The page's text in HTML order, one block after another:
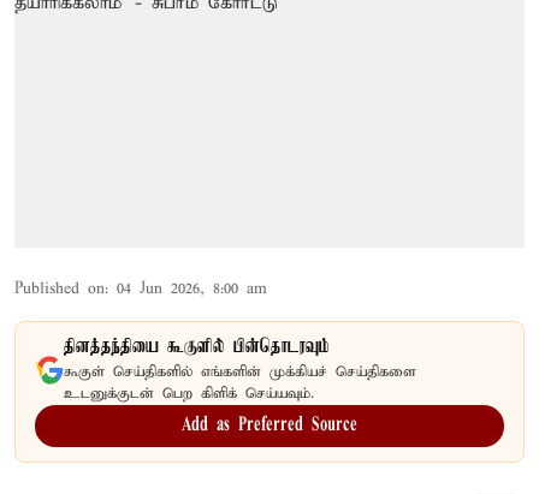
Published on: 04 Jun 2026, 8:00 am
தினத்தந்தியை கூகுளில் பின்தொடரவும்
கூகுள் செய்திகளில் எங்களின் முக்கியச் செய்திகளை
உடனுக்குடன் பெற கிளிக் செய்யவும்.
Add as Preferred Source